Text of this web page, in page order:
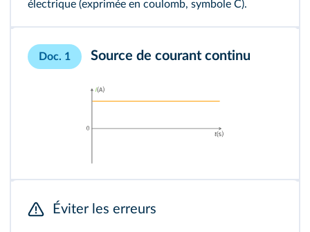
électrique (exprimée en coulomb, symbole C).
Doc. 1 Source de courant continu
Éviter les erreurs